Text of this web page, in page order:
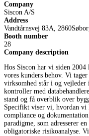
Company
Siscon A/S
Address
Vandtårnsvej 83A,
Booth number
28
Company description
Hos Siscon har vi siden
vores kunders behov. Vi
virksomhed står i og
kontroller med
stand og få overblik over
Specifikt viser vi, hvordan vi
compliance og
paradigme, som adresserer
obligatoriske risikoanalyse.